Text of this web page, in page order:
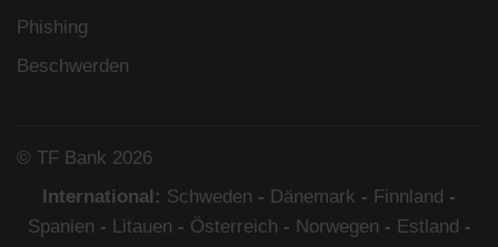
Phishing
Beschwerden
© TF Bank 2026
International: Schweden - Dänemark - Finnland -
Spanien - Litauen - Österreich - Norwegen - Estland -